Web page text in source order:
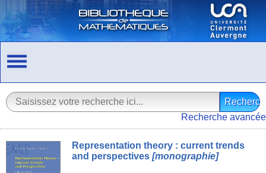
Recherche avancée
Representation theory : current trends
and perspectives[monographie]